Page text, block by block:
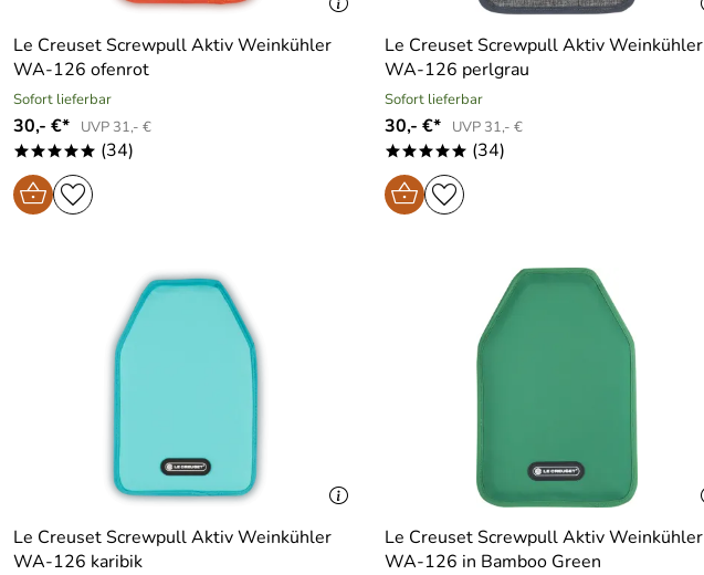
Le Creuset Screwpull Aktiv Weinkühler
WA-126 ofenrot
Sofort lieferbar
30,- €* UVP 31,- €
***** (34)
Le Creuset Screwpull Aktiv Weinkühler
WA-126 perlgrau
Sofort lieferbar
30,- €* UVP 31,- €
***** (34)
Le Creuset Screwpull Aktiv Weinkühler
WA-126 karibik
Le Creuset Screwpull Aktiv Weinkühler
WA-126 in Bamboo Green